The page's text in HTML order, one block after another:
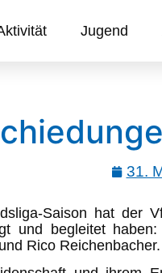
Jugend
31.
Saison hat der
und begleitet
Rico Reichenbacher.